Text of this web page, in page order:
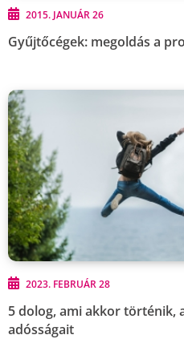
Gyűjtőcégek: megoldás a
2015. JANUÁR 26
5 dolog, ami akkor történik,
adósságait
2023. FEBRUÁR 28